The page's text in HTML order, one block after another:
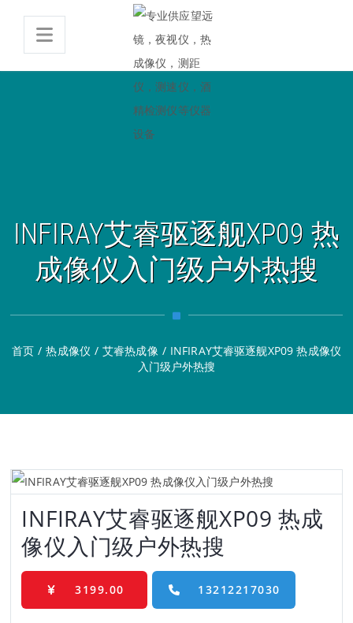
INFIRAY艾睿驱逐舰XP09 热
成像仪入门级户外热搜
首页 / 热成像仪 / 艾睿热成像 / INFIRAY艾睿驱逐舰XP09 热成像仪
入门级户外热搜
INFIRAY艾睿驱逐舰XP09 热成
像仪入门级户外热搜
3199.00 13212217030